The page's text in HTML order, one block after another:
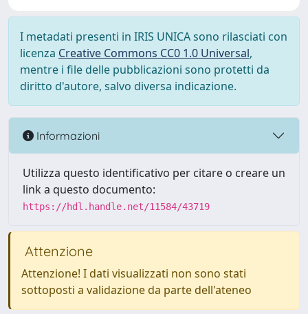
I metadati presenti in IRIS UNICA sono rilasciati con
licenza Creative Commons CC0 1.0 Universal,
mentre i file delle pubblicazioni sono protetti da
diritto d'autore, salvo diversa indicazione.
Informazioni
Utilizza questo identificativo per citare o creare un
link a questo documento:
https://hdl.handle.net/11584/43719
Attenzione
Attenzione! I dati visualizzati non sono stati
sottoposti a validazione da parte dell'ateneo